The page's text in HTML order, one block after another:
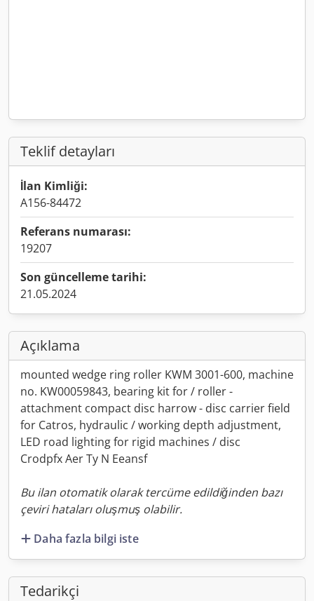
Teklif detayları
İlan Kimliği:
A156-84472
Referans numarası:
19207
Son güncelleme tarihi:
21.05.2024
Açıklama
mounted wedge ring roller KWM 3001-600, machine
no. KW00059843, bearing kit for / roller -
attachment compact disc harrow - disc carrier field
for Catros, hydraulic / working depth adjustment,
LED road lighting for rigid machines / disc
Crodpfx Aer Ty N Eeansf
Bu ilan otomatik olarak tercüme edildiğinden bazı
çeviri hataları oluşmuş olabilir.
Daha fazla bilgi iste
Tedarikçi